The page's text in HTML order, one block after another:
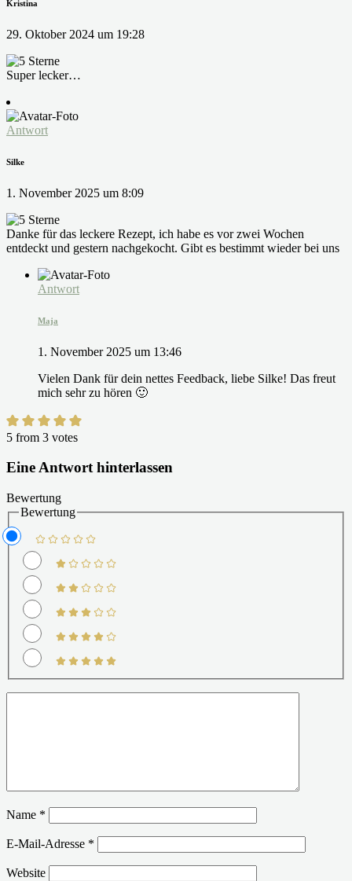
Kristina
29. Oktober 2024 um 19:28
Super lecker…
Antwort
Silke
1. November 2025 um 8:09
Danke für das leckere Rezept, ich habe es vor zwei Wochen
entdeckt und gestern nachgekocht. Gibt es bestimmt wieder bei uns
Antwort
Maja
1. November 2025 um 13:46
Vielen Dank für dein nettes Feedback, liebe Silke! Das freut
mich sehr zu hören 🙂
5 from 3 votes
Eine Antwort hinterlassen
Bewertung
Bewertung
Name *
E-Mail-Adresse *
Website